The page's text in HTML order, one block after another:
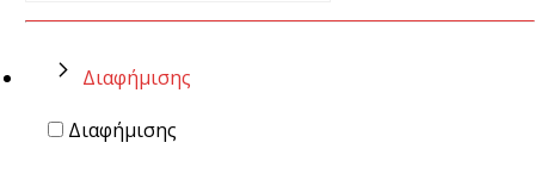
Διαφήμισης
Διαφήμισης